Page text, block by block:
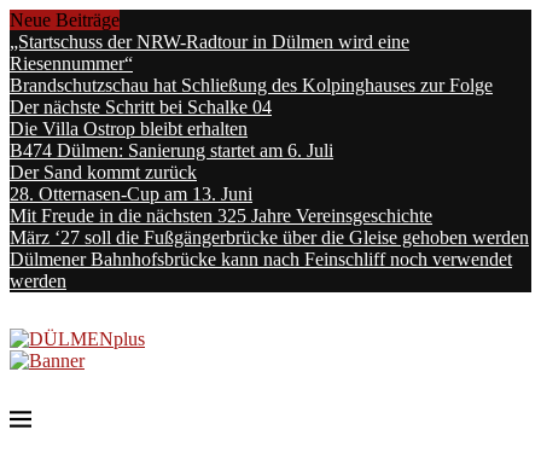
Neue Beiträge
„Startschuss der NRW-Radtour in Dülmen wird eine
Riesennummer“
Brandschutzschau hat Schließung des Kolpinghauses zur Folge
Der nächste Schritt bei Schalke 04
Die Villa Ostrop bleibt erhalten
B474 Dülmen: Sanierung startet am 6. Juli
Der Sand kommt zurück
28. Otternasen-Cup am 13. Juni
Mit Freude in die nächsten 325 Jahre Vereinsgeschichte
März ‘27 soll die Fußgängerbrücke über die Gleise gehoben werden
Dülmener Bahnhofsbrücke kann nach Feinschliff noch verwendet
werden